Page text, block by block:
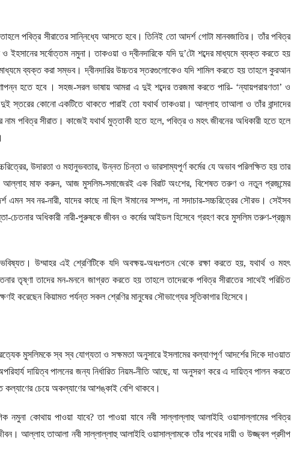
পবিত্র সীরাতের সান্নিধ্যে আসতে হবে। তিনিই তো আদর্শ গোটা মানবজাতির। তাঁর পবিত্র
সর্বোত্তম নমুনা। তাকওয়া ও দ্বীনদারিকে যদি দু’টো শব্দের মাধ্যমে ব্যক্ত করতে হয়
ব্যক্ত করা সম্ভব। দ্বীনদারির উচ্চতর স্তরগুলোকেও যদি শামিল করতে হয় তাহলে কুরআন
হতে হবে । সহজ-সরল ভাষায় আমরা এ দুই শব্দের তরজমা করতে পারি- ‘ন্যায়পরায়ণতা’ ও
স্তরের কোনো একটিতে থাকতে পারাই তো যথার্থ তাকওয়া। আল্লাহ তাআলা ও তাঁর বান্দাদের
পবিত্র সীরাত। কাজেই যথার্থ মুত্তাকী হতে হলে, পবিত্র ও মহৎ জীবনের অধিকারী হতে হলে
, উদারতা ও মহানুভবতার,উন্নত চিন্তা ও ভারসাম্যপূর্ণ কর্মের যে অভাব পরিলক্ষিত হয় তার
আল্লাহ মাফ করুন, আজ মুসলিম-সমাজেরই এক বিরাট অংশের, বিশেষত তরুণ ও নতুন প্রজন্মের
এমন সব নর-নারী,যাদের কাছে না ছিল ঈমানের সম্পদ, না সদাচার-সচ্চরিত্রের সৌরভ। সেইসব
চেতনার অধিকারী নারী-পুরুষকে জীবন ও কর্মের আইডল হিসেবে গ্রহণ করে মুসলিম তরুণ-প্রজন্ম
উম্মাহর এই শ্রেণিটিকে যদি অবক্ষয়-অধঃপতন থেকে রক্ষা করতে হয়,যথার্থ ও মহৎ
তৃষ্ণা তাদের মন-মননে জাগ্রত করতে হয় তাহলে তাদেরকে পবিত্র সীরাতের সাথেই পরিচিত
করেছেন কিয়ামত পর্যন্ত সকল শ্রেণির মানুষের সৌভাগ্যের সূতিকাগার হিসেবে।
মুসলিমকে স্ব স্ব যোগ্যতা ও সক্ষমতা অনুসারে ইসলামের কল্যাণপূর্ণ আদর্শের দিকে দাওয়াত
দায়িত্ব পালনের জন্য নির্ধারিত নিয়ম-নীতি আছে,যা অনুসরণ করে এ দায়িত্ব পালন করতে
কল্যাণের চেয়ে অকল্যাণের আশঙ্কাই বেশি থাকবে।
নমুনা কোথায় পাওয়া যাবে?তা পাওয়া যাবে নবী সাল্লাল্লাহু আলাইহি ওয়াসাল্লামের পবিত্র
আল্লাহ তাআলা নবী সাল্লাল্লাহু আলাইহি ওয়াসাল্লামকে তাঁর পথের দায়ী ও উজ্জ্বল প্রদীপ